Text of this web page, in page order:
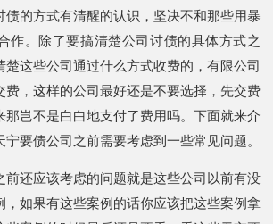
债的方式有清醒的认识，坚决不和那些用暴
作。除了要搞清楚公司讨债的具体方式之
楚这些公司通过什么方式收费的，有限公司
费，这样的公司最好还是不要选择，先交费
那岂不是白白地支付了费用吗。下面就来介
要债公司之前需要考虑到一些常见问题。
前还应该考虑的问题就是这些公司以前有没
，如果有这些案例的话你应该把这些案例拿